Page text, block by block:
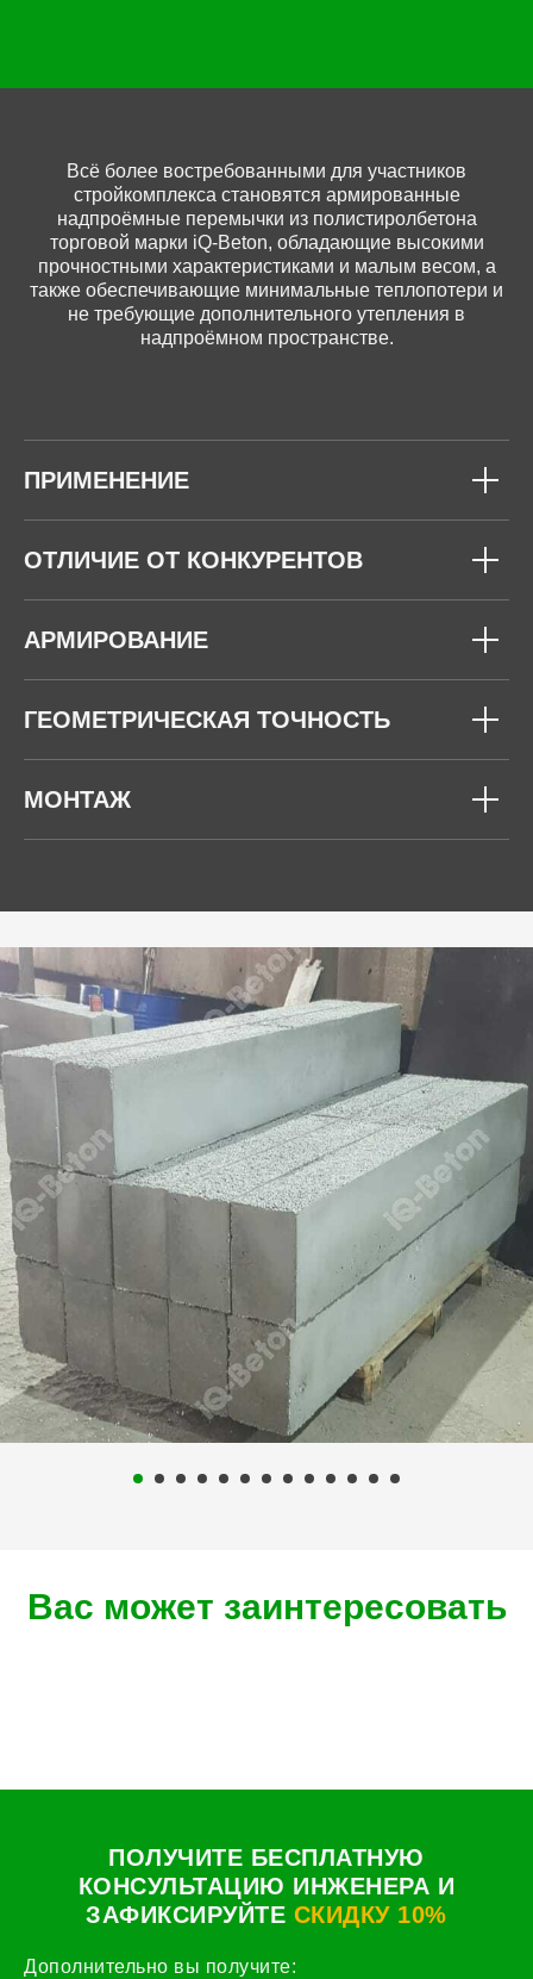
Всё более востребованными для участников
стройкомплекса становятся армированные
надпроёмные перемычки из полистиролбетона
торговой марки iQ-Beton, обладающие высокими
прочностными характеристиками и малым весом, а
также обеспечивающие минимальные теплопотери и
не требующие дополнительного утепления в
надпроёмном пространстве.
ПРИМЕНЕНИЕ
ОТЛИЧИЕ ОТ КОНКУРЕНТОВ
АРМИРОВАНИЕ
ГЕОМЕТРИЧЕСКАЯ ТОЧНОСТЬ
МОНТАЖ
Вас может заинтересовать
ПОЛУЧИТЕ БЕСПЛАТНУЮ
КОНСУЛЬТАЦИЮ ИНЖЕНЕРА И
ЗАФИКСИРУЙТЕ СКИДКУ 10%
Дополнительно вы получите: